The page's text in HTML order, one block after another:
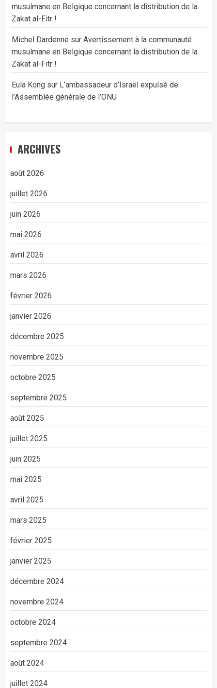
musulmane en Belgique concernant la distribution de la
Zakat al-Fitr !
Michel Dardenne sur Avertissement à la communauté
musulmane en Belgique concernant la distribution de la
Zakat al-Fitr !
Eula Kong sur L’ambassadeur d’Israël expulsé de
l’Assemblée générale de l’ONU
ARCHIVES
août 2026
juillet 2026
juin 2026
mai 2026
avril 2026
mars 2026
février 2026
janvier 2026
décembre 2025
novembre 2025
octobre 2025
septembre 2025
août 2025
juillet 2025
juin 2025
mai 2025
avril 2025
mars 2025
février 2025
janvier 2025
décembre 2024
novembre 2024
octobre 2024
septembre 2024
août 2024
juillet 2024